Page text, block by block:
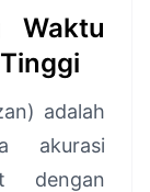
Waktu
adalah
akurasi
dengan